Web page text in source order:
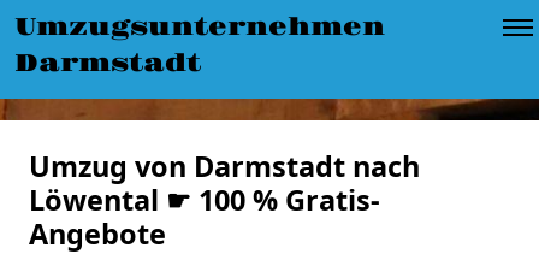
Umzugsunternehmen
Darmstadt
Umzug von Darmstadt nach
Löwental ☛ 100 % Gratis-
Angebote